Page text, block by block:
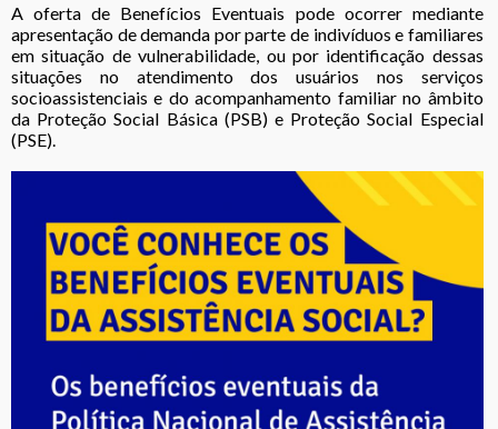
A oferta de Benefícios Eventuais pode ocorrer mediante
apresentação de demanda por parte de indivíduos e familiares
em situação de vulnerabilidade, ou por identificação dessas
situações no atendimento dos usuários nos serviços
socioassistenciais e do acompanhamento familiar no âmbito
da Proteção Social Básica (PSB) e Proteção Social Especial
(PSE).